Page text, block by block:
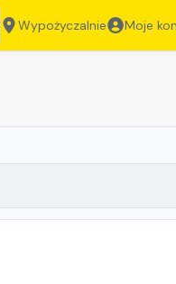
Wypożyczalnie Moje